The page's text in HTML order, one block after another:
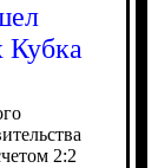
Кубка
2:2